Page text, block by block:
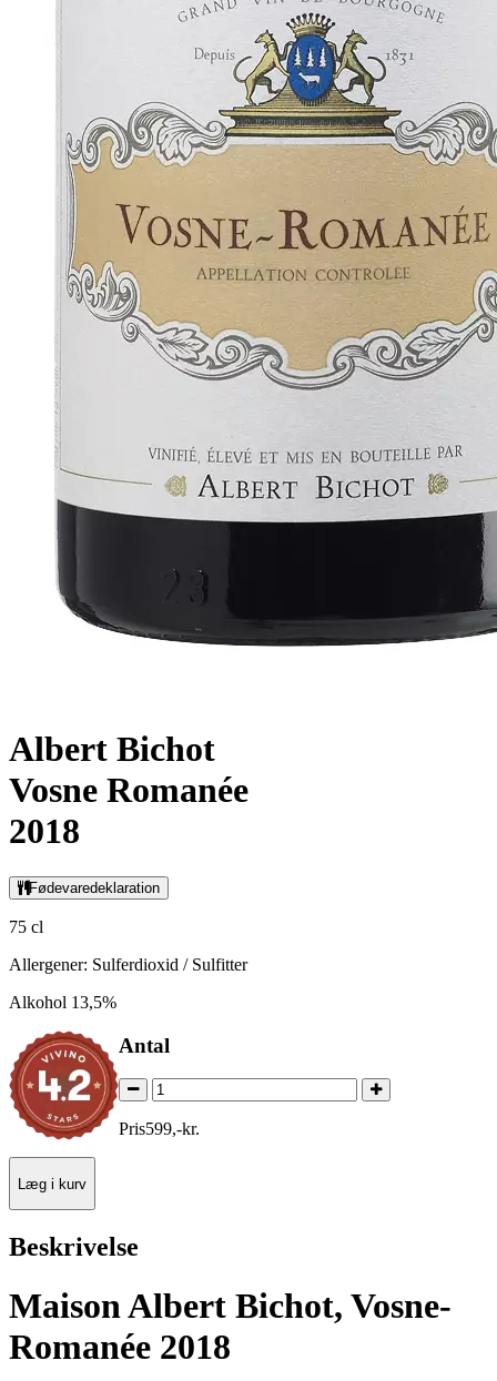
Albert Bichot
Vosne Romanée
2018
Fødevaredeklaration
75 cl
Allergener: Sulferdioxid / Sulfitter
Alkohol 13,5%
Antal
Pris599,-kr.
Læg i kurv
Beskrivelse
Maison Albert Bichot, Vosne-
Romanée 2018